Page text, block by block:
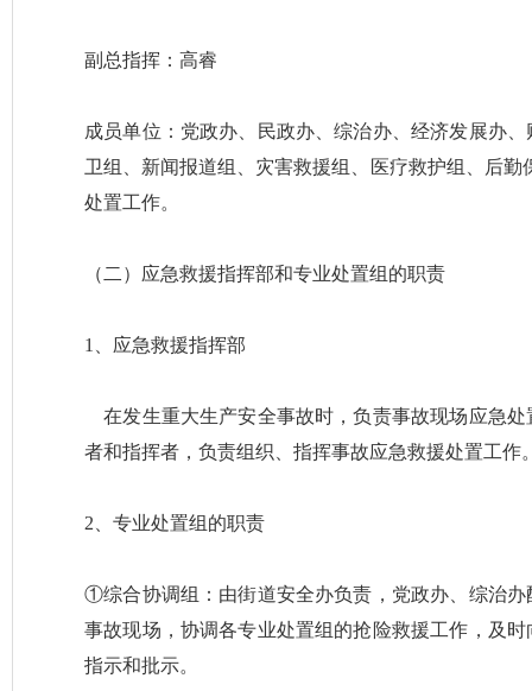
副总指挥：高睿
成员单位：党政办、民政办、综治办、经济发展办
卫组、新闻报道组、灾害救援组、医疗救护组、后
处置工作。
（二）应急救援指挥部和专业处置组的职责
1、应急救援指挥部
在发生重大生产安全事故时，负责事故现场应急
者和指挥者，负责组织、指挥事故应急救援处置工作
2、专业处置组的职责
①综合协调组：由街道安全办负责，党政办、综治
事故现场，协调各专业处置组的抢险救援工作，及
指示和批示。